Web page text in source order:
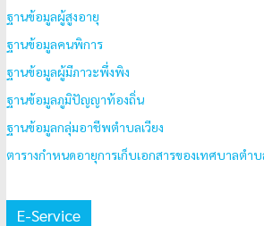
ฐานข้อมูลผู้สูงอายุ
ฐานข้อมูลคนพิการ
ฐานข้อมูลผู้มีภาวะพึ่งพิง
ฐานข้อมูลภูมิปัญญาท้องถิ่น
ฐานข้อมูลกลุ่มอาชีพตำบลเวียง
ตารางกำหนดอายุการเก็บเอกสารของเทศบาลตำบ
E-Service